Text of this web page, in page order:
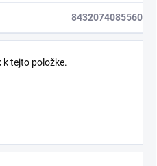
8432074085560
k tejto položke.